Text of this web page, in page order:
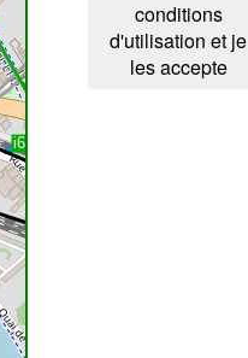
conditions
d'utilisation et je
les accepte